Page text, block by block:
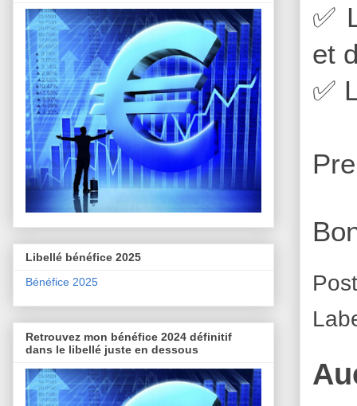
✅
et
✅
Libellé bénéfice 2025
Bénéfice 2025
Retrouvez mon bénéfice 2024 définitif
dans le libellé juste en dessous